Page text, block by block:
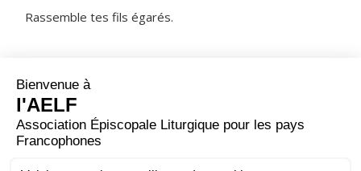
Rassemble tes fils égarés.
ORAISON
Pour le salut des âmes, Seigneur, tu as voulu que
l'évêque saint François de Sales devienne le serviteur